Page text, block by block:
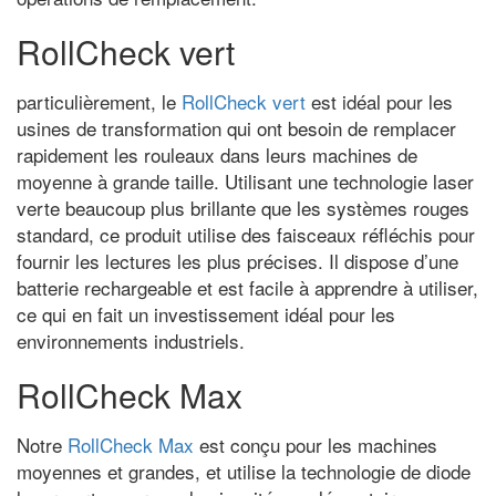
RollCheck vert
particulièrement, le RollCheck vert est idéal pour les
usines de transformation qui ont besoin de remplacer
rapidement les rouleaux dans leurs machines de
moyenne à grande taille. Utilisant une technologie laser
verte beaucoup plus brillante que les systèmes rouges
standard, ce produit utilise des faisceaux réfléchis pour
fournir les lectures les plus précises. Il dispose d’une
batterie rechargeable et est facile à apprendre à utiliser,
ce qui en fait un investissement idéal pour les
environnements industriels.
RollCheck Max
Notre RollCheck Max est conçu pour les machines
moyennes et grandes, et utilise la technologie de diode